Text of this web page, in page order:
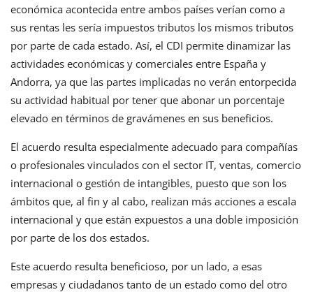
económica acontecida entre ambos países verían como a
sus rentas les sería impuestos tributos los mismos tributos
por parte de cada estado. Así, el CDI permite dinamizar las
actividades económicas y comerciales entre España y
Andorra, ya que las partes implicadas no verán entorpecida
su actividad habitual por tener que abonar un porcentaje
elevado en términos de gravámenes en sus beneficios.
El acuerdo resulta especialmente adecuado para compañías
o profesionales vinculados con el sector IT, ventas, comercio
internacional o gestión de intangibles, puesto que son los
ámbitos que, al fin y al cabo, realizan más acciones a escala
internacional y que están expuestos a una doble imposición
por parte de los dos estados.
Este acuerdo resulta beneficioso, por un lado, a esas
empresas y ciudadanos tanto de un estado como del otro